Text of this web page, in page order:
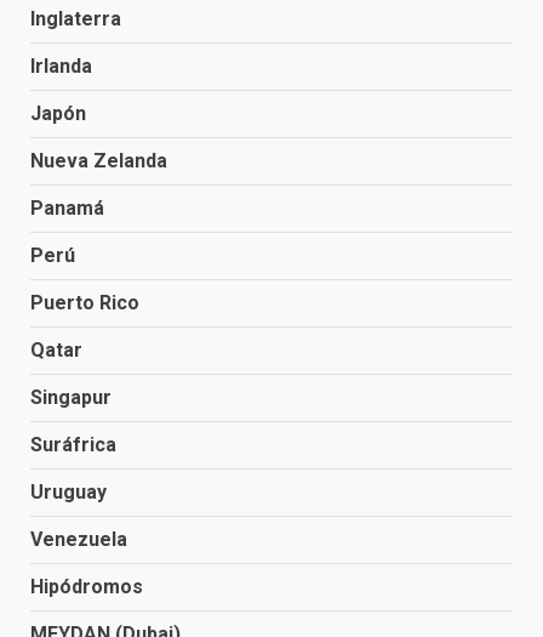
Inglaterra
Irlanda
Japón
Nueva Zelanda
Panamá
Perú
Puerto Rico
Qatar
Singapur
Suráfrica
Uruguay
Venezuela
Hipódromos